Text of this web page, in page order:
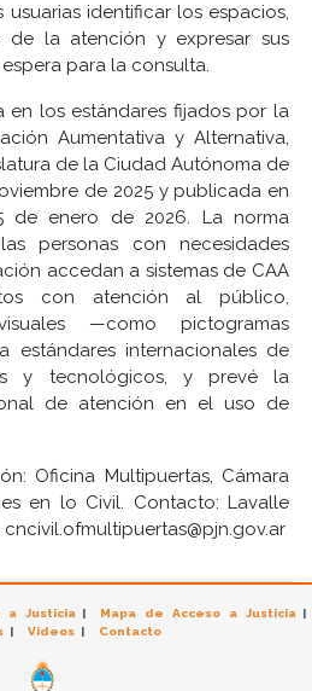
identificar los espacios,
de la atención y expresar sus
para la consulta.
en los estándares fijados por la
Aumentativa y Alternativa,
de la Ciudad Autónoma de
de 2025 y publicada en
de enero de 2026. La norma
personas con necesidades
accedan a sistemas de CAA
con atención al público,
—como pictogramas
estándares internacionales de
y tecnológicos, y prevé la
de atención en el uso de
Oficina Multipuertas, Cámara
en lo Civil. Contacto: Lavalle
cncivil.ofmultipuertas@pjn.gov.ar
a Justicia | Mapa de Acceso a Justicia |
| Videos | Contacto